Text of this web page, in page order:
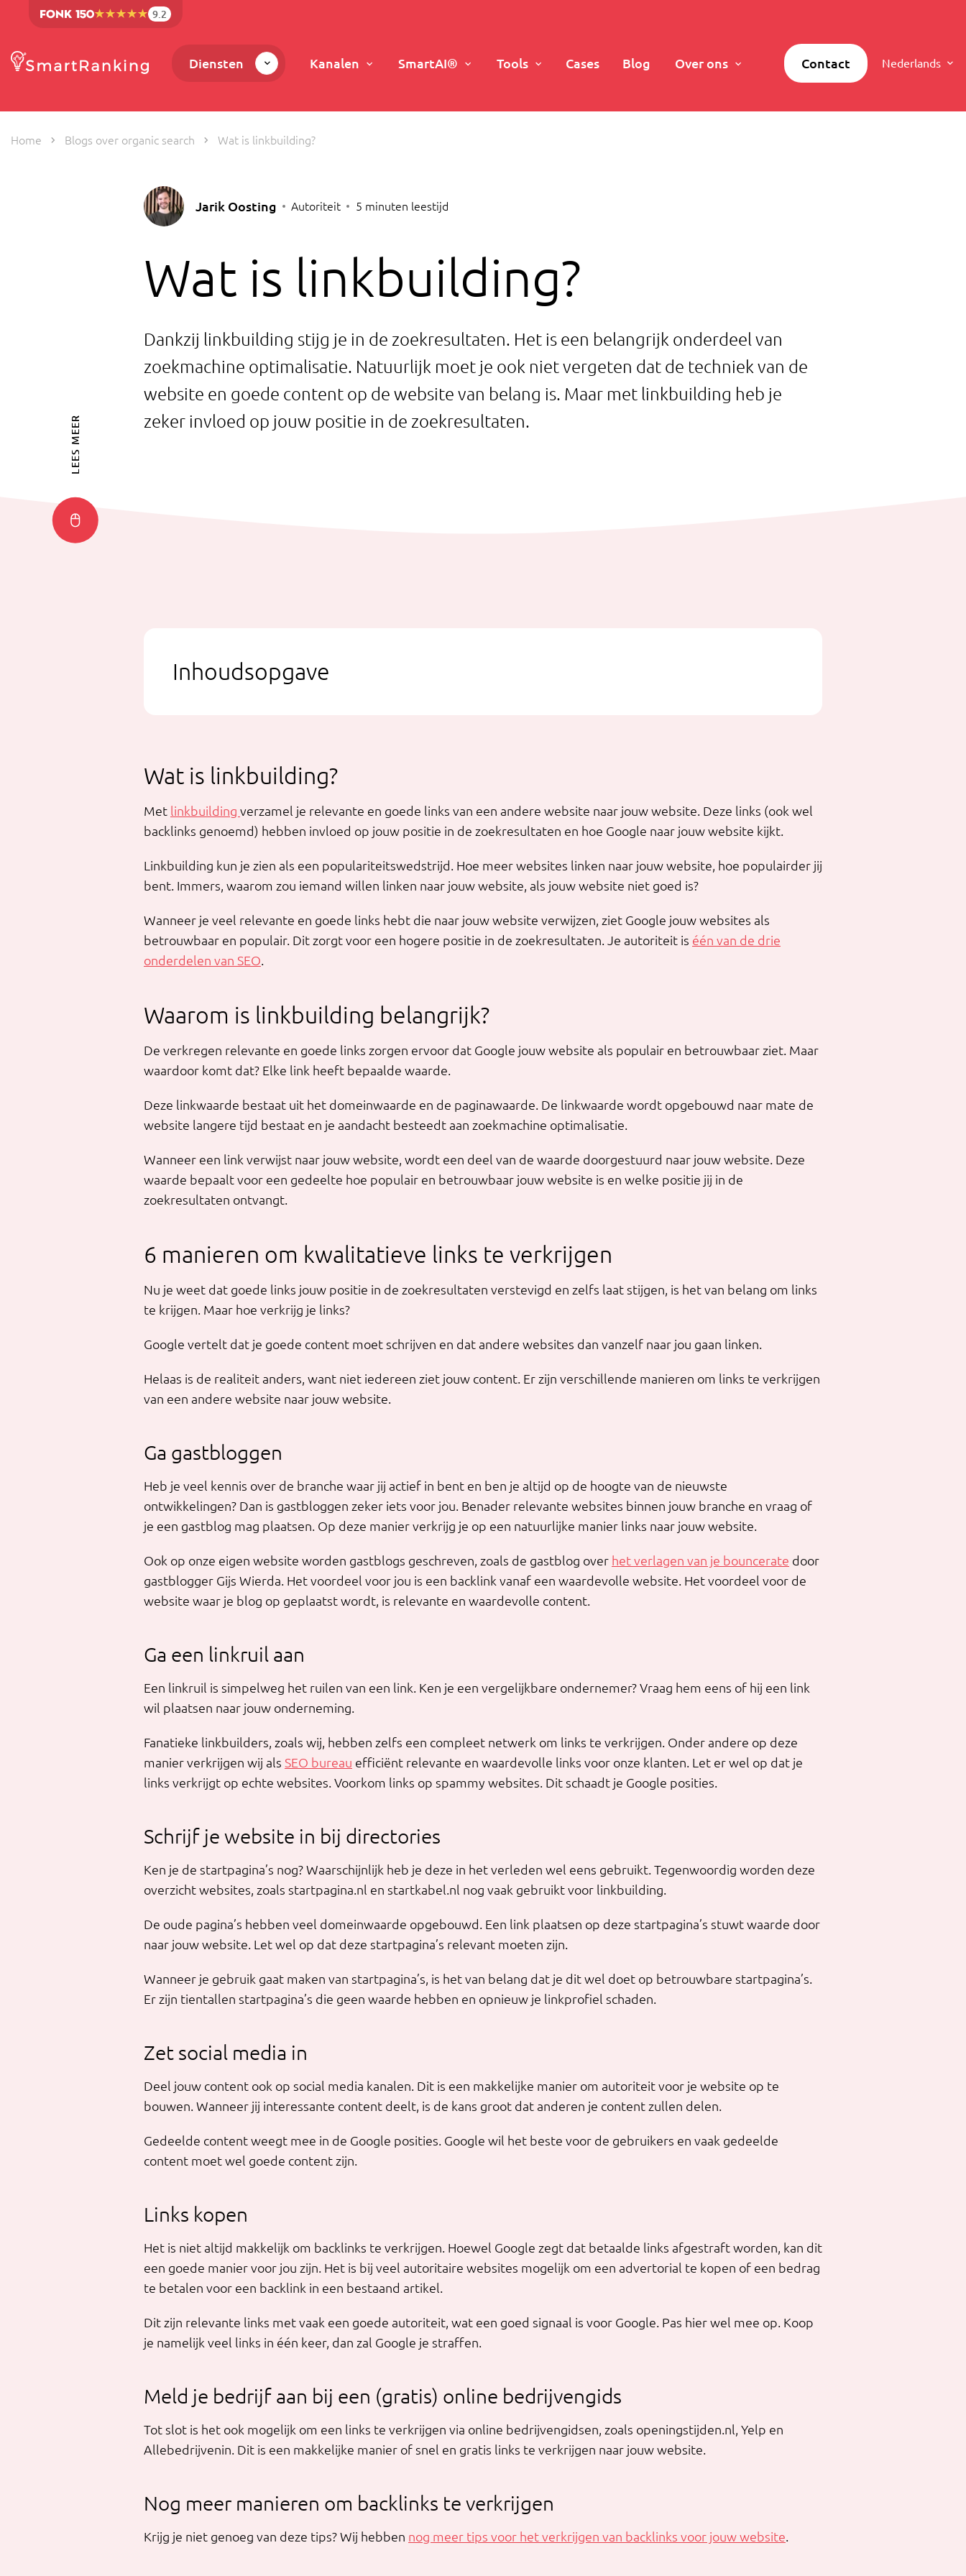
9.2
Diensten Kanalen SmartAI® Tools Cases Blog Over ons Contact Nederlands
Home Blogs over organic search Wat is linkbuilding?
LEES MEER
Jarik Oosting Autoriteit 5 minuten leestijd
Wat is linkbuilding?
Dankzij linkbuilding stijg je in de zoekresultaten. Het is een belangrijk onderdeel van
zoekmachine optimalisatie. Natuurlijk moet je ook niet vergeten dat de techniek van de
website en goede content op de website van belang is. Maar met linkbuilding heb je
zeker invloed op jouw positie in de zoekresultaten.
Inhoudsopgave
Wat is linkbuilding?
Met linkbuilding verzamel je relevante en goede links van een andere website naar jouw website. Deze links (ook wel
backlinks genoemd) hebben invloed op jouw positie in de zoekresultaten en hoe Google naar jouw website kijkt.
Linkbuilding kun je zien als een populariteitswedstrijd. Hoe meer websites linken naar jouw website, hoe populairder jij
bent. Immers, waarom zou iemand willen linken naar jouw website, als jouw website niet goed is?
Wanneer je veel relevante en goede links hebt die naar jouw website verwijzen, ziet Google jouw websites als
betrouwbaar en populair. Dit zorgt voor een hogere positie in de zoekresultaten. Je autoriteit is één van de drie
onderdelen van SEO
Waarom is linkbuilding belangrijk?
De verkregen relevante en goede links zorgen ervoor dat Google jouw website als populair en betrouwbaar ziet. Maar
waardoor komt dat? Elke link heeft bepaalde waarde.
Deze linkwaarde bestaat uit het domeinwaarde en de paginawaarde. De linkwaarde wordt opgebouwd naar mate de
website langere tijd bestaat en je aandacht besteedt aan zoekmachine optimalisatie.
Wanneer een link verwijst naar jouw website, wordt een deel van de waarde doorgestuurd naar jouw website. Deze
waarde bepaalt voor een gedeelte hoe populair en betrouwbaar jouw website is en welke positie jij in de
zoekresultaten ontvangt.
6 manieren om kwalitatieve links te verkrijgen
Nu je weet dat goede links jouw positie in de zoekresultaten verstevigd en zelfs laat stijgen, is het van belang om links
te krijgen. Maar hoe verkrijg je links?
Google vertelt dat je goede content moet schrijven en dat andere websites dan vanzelf naar jou gaan linken.
Helaas is de realiteit anders, want niet iedereen ziet jouw content. Er zijn verschillende manieren om links te verkrijgen
van een andere website naar jouw website.
Ga gastbloggen
Heb je veel kennis over de branche waar jij actief in bent en ben je altijd op de hoogte van de nieuwste
ontwikkelingen? Dan is gastbloggen zeker iets voor jou. Benader relevante websites binnen jouw branche en vraag of
je een gastblog mag plaatsen. Op deze manier verkrijg je op een natuurlijke manier links naar jouw website.
Ook op onze eigen website worden gastblogs geschreven, zoals de gastblog over het verlagen van je bouncerate door
gastblogger Gijs Wierda. Het voordeel voor jou is een backlink vanaf een waardevolle website. Het voordeel voor de
website waar je blog op geplaatst wordt, is relevante en waardevolle content.
Ga een linkruil aan
Een linkruil is simpelweg het ruilen van een link. Ken je een vergelijkbare ondernemer? Vraag hem eens of hij een link
wil plaatsen naar jouw onderneming.
Fanatieke linkbuilders, zoals wij, hebben zelfs een compleet netwerk om links te verkrijgen. Onder andere op deze
manier verkrijgen wij als SEO bureau efficiënt relevante en waardevolle links voor onze klanten. Let er wel op dat je
links verkrijgt op echte websites. Voorkom links op spammy websites. Dit schaadt je Google posities.
Schrijf je website in bij directories
Ken je de startpagina’s nog? Waarschijnlijk heb je deze in het verleden wel eens gebruikt. Tegenwoordig worden deze
overzicht websites, zoals startpagina.nl en startkabel.nl nog vaak gebruikt voor linkbuilding.
De oude pagina’s hebben veel domeinwaarde opgebouwd. Een link plaatsen op deze startpagina’s stuwt waarde door
naar jouw website. Let wel op dat deze startpagina’s relevant moeten zijn.
Wanneer je gebruik gaat maken van startpagina’s, is het van belang dat je dit wel doet op betrouwbare startpagina’s.
Er zijn tientallen startpagina’s die geen waarde hebben en opnieuw je linkprofiel schaden.
Zet social media in
Deel jouw content ook op social media kanalen. Dit is een makkelijke manier om autoriteit voor je website op te
bouwen. Wanneer jij interessante content deelt, is de kans groot dat anderen je content zullen delen.
Gedeelde content weegt mee in de Google posities. Google wil het beste voor de gebruikers en vaak gedeelde
content moet wel goede content zijn.
Links kopen
Het is niet altijd makkelijk om backlinks te verkrijgen. Hoewel Google zegt dat betaalde links afgestraft worden, kan dit
een goede manier voor jou zijn. Het is bij veel autoritaire websites mogelijk om een advertorial te kopen of een bedrag
te betalen voor een backlink in een bestaand artikel.
Dit zijn relevante links met vaak een goede autoriteit, wat een goed signaal is voor Google. Pas hier wel mee op. Koop
je namelijk veel links in één keer, dan zal Google je straffen.
Meld je bedrijf aan bij een (gratis) online bedrijvengids
Tot slot is het ook mogelijk om een links te verkrijgen via online bedrijvengidsen, zoals openingstijden.nl, Yelp en
Allebedrijvenin. Dit is een makkelijke manier of snel en gratis links te verkrijgen naar jouw website.
Nog meer manieren om backlinks te verkrijgen
Krijg je niet genoeg van deze tips? Wij hebben nog meer tips voor het verkrijgen van backlinks voor jouw website